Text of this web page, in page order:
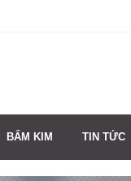
BẤM KIM TIN TỨC